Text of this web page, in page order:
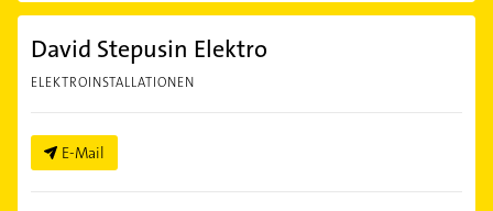
David Stepusin Elektro
ELEKTROINSTALLATIONEN
E-Mail